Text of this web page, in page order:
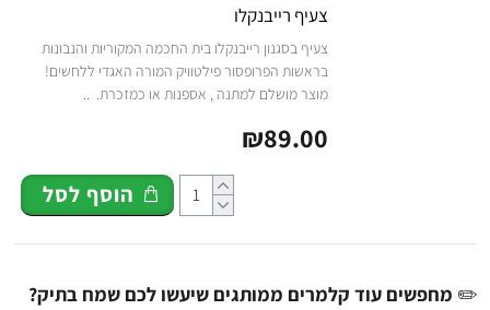
צעיף רייבנקלו
צעיף בסגנון רייבנקלו בית החכמה המקוריות והנבונות
בראשות הפרופסור פילטוויק המורה האגדי ללחשים!
מוצר מושלם למתנה , אספנות או כמזכרת. ..
₪89.00
הוסף לסל
✏️ מחפשים עוד קלמרים ממותגים שיעשו לכם שמח בתיק?